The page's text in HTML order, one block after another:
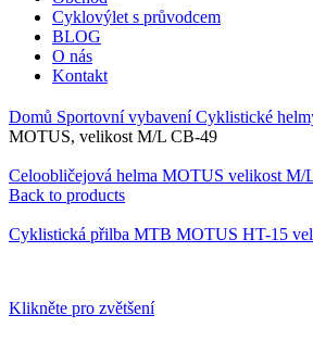
Cyklovýlet s průvodcem
BLOG
O nás
Kontakt
Domů Sportovní vybaveníCyklistické
MOTUS, velikost M/L CB-49
Celoobličejová helma MOTUS velikost M/
Back to products
Cyklistická přilba MTB MOTUS HT-15
Klikněte pro zvětšení